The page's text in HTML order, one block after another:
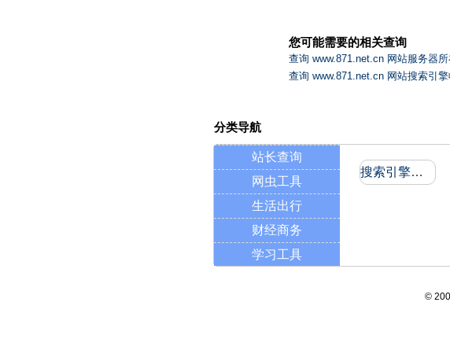
您可能需要的相关查询
查询 www.871.net.cn 网站服务器
查询 www.871.net.cn 网站搜索引
分类导航
站长查询
网虫工具
生活出行
财经商务
学习工具
搜索引擎收录和反向链接
©